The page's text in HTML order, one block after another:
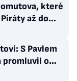
které
až do
S Pavlem
promluvil o